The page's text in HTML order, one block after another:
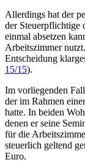
Allerdings hat der
der Steuerpflichtige
einmal absetzen
Arbeitszimmer
Entscheidung
15/15).
Im vorliegenden
der im Rahmen
hatte. In beiden
denen er seine
für die
steuerlich geltend
Euro.